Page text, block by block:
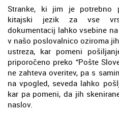
Stranke, ki jim je potrebno
kitajski jezik za vse
dokumentacij lahko vsebine
v našo poslovalnico oziroma
ustreza, kar pomeni
priporočeno preko “Pošte
ne zahteva overitev, pa s
na vpogled, seveda lahko
kar pa pomeni, da jih
naslov.